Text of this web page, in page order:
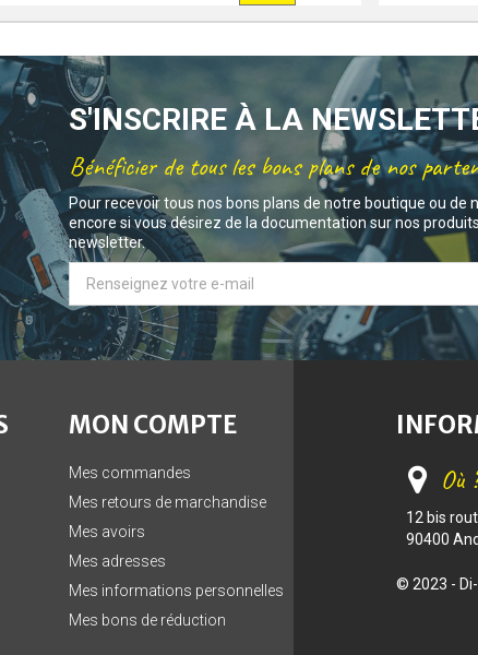
S'INSCRIRE À LA
Bénéficier de tous les bons plans de nos
Pour recevoir tous nos bons plans de notre boutique ou de
encore si vous désirez de la documentation sur nos
newsletter.
MON COMPTE
Mes commandes
Mes retours de marchandise
Mes avoirs
Mes adresses
Mes informations personnelles
Mes bons de réduction
Où
12 bis
90400
© 2023 -